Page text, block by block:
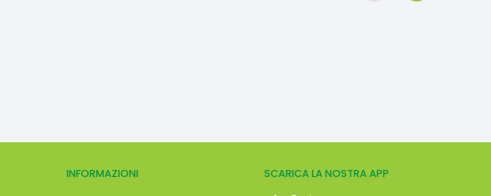
INFORMAZIONI SCARICA LA NOSTRA APP